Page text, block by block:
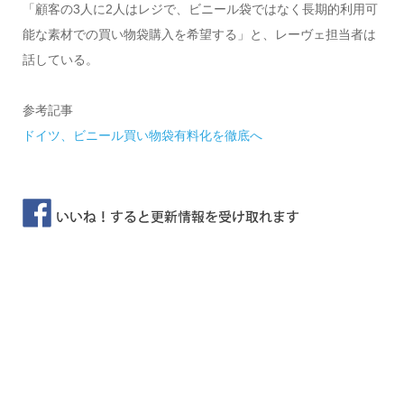
「顧客の3人に2人はレジで、ビニール袋ではなく長期的利用可
能な素材での買い物袋購入を希望する」と、レーヴェ担当者は
話している。
参考記事
ドイツ、ビニール買い物袋有料化を徹底へ